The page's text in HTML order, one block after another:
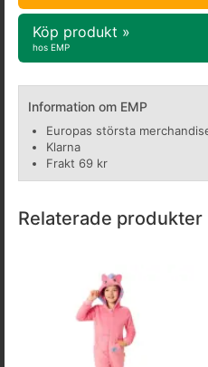
Köp produkt »
hos EMP
Information om EMP
Europas största
Klarna
Frakt 69 kr
Relaterade produkter